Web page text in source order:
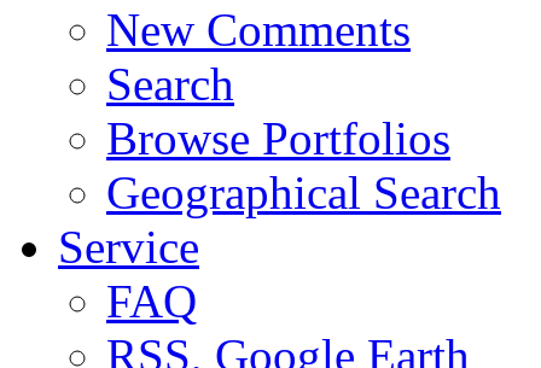
New Comments
Search
Browse Portfolios
Geographical Search
Service
FAQ
RSS, Google Earth